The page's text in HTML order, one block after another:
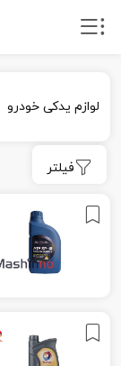
لوازم یدکی خودرو
فیلتر